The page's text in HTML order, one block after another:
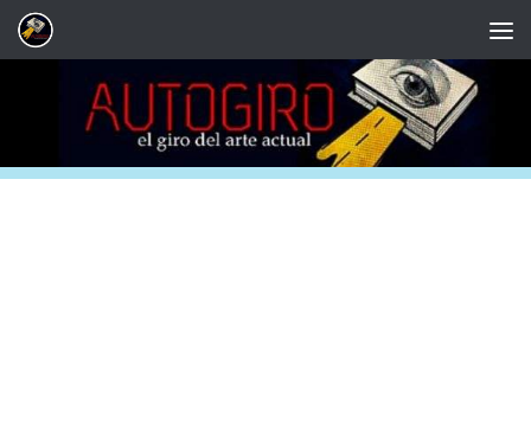
Saltar al contenido